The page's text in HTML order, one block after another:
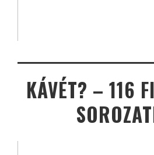
KÁVÉT? – 116